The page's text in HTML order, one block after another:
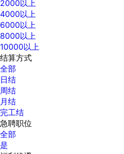
2000以上
4000以上
6000以上
8000以上
10000以上
结算方式
全部
日结
周结
月结
完工结
急聘职位
全部
是